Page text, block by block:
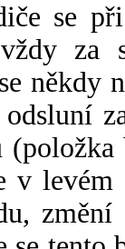
se
za
někdy
v